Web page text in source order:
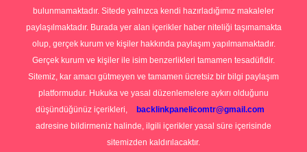
bulunmamaktadır. Sitede yalnızca kendi hazırladığımız makaleler
paylaşılmaktadır. Burada yer alan içerikler haber niteliği taşımamakta
olup, gerçek kurum ve kişiler hakkında paylaşım yapılmamaktadır.
Gerçek kurum ve kişiler ile isim benzerlikleri tamamen tesadüfidir.
Sitemiz, kar amacı gütmeyen ve tamamen ücretsiz bir bilgi paylaşım
platformudur. Hukuka ve yasal düzenlemelere aykırı olduğunu
düşündüğünüz içerikleri,
backlinkpanelicomtr@gmail.com
adresine bildirmeniz halinde, ilgili içerikler yasal süre içerisinde
sitemizden kaldırılacaktır.